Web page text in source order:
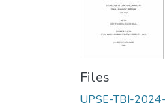
Files
UPSE-TBI-